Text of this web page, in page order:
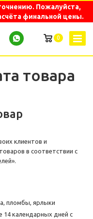
Пожалуйста,
финальной цены.
0
товара
клиентов и
в соответствии с
пломбы, ярлыки
14 календарных дней с